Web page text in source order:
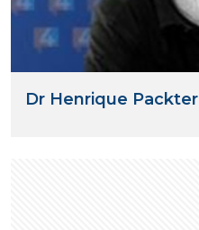
Dr Henrique Packter